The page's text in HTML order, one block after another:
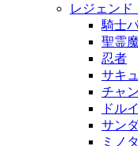
レジェンド
騎士
聖霊
忍者
サキ
チャ
ドル
サン
ミノ